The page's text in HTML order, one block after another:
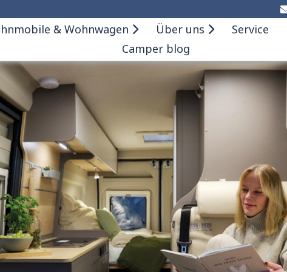
& Wohnwagen Über uns Service
Camper blog